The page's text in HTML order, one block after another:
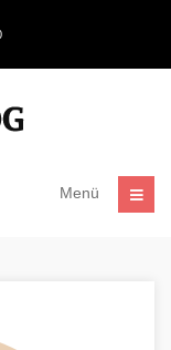
Menü